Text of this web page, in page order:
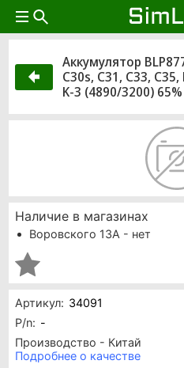
Аккумулятор
C30s, C31, C33,
K-3 (4890/3200) 65%
Артикул: 34091
P/n: -
Производство - Китай
Подробнее о качестве
Наличие в магазинах
Воровского 13А - нет